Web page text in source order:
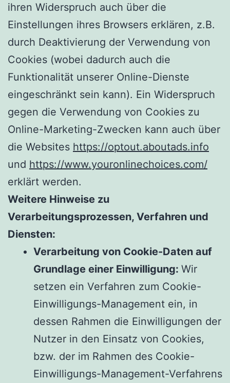
ihren Widerspruch auch über die
Einstellungen ihres Browsers erklären, z.B.
durch Deaktivierung der Verwendung von
Cookies (wobei dadurch auch die
Funktionalität unserer Online-Dienste
eingeschränkt sein kann). Ein Widerspruch
gegen die Verwendung von Cookies zu
Online-Marketing-Zwecken kann auch über
die Websites https://optout.aboutads.info
und https://www.youronlinechoices.com/
erklärt werden.
Weitere Hinweise zu
Verarbeitungsprozessen, Verfahren und
Diensten:
Verarbeitung von Cookie-Daten auf
Grundlage einer Einwilligung: Wir
setzen ein Verfahren zum Cookie-
Einwilligungs-Management ein, in
dessen Rahmen die Einwilligungen der
Nutzer in den Einsatz von Cookies,
bzw. der im Rahmen des Cookie-
Einwilligungs-Management-Verfahrens